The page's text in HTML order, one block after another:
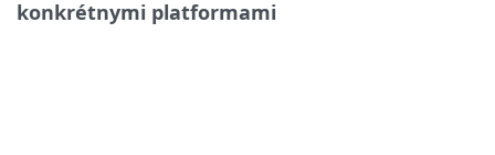
konkrétnymi platformami